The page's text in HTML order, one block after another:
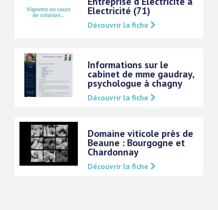
Electricité (71)
Découvrir la fiche
Informations sur le
cabinet de mme gaudray,
psychologue à chagny
Découvrir la fiche
Domaine viticole près de
Beaune : Bourgogne et
Chardonnay
Découvrir la fiche